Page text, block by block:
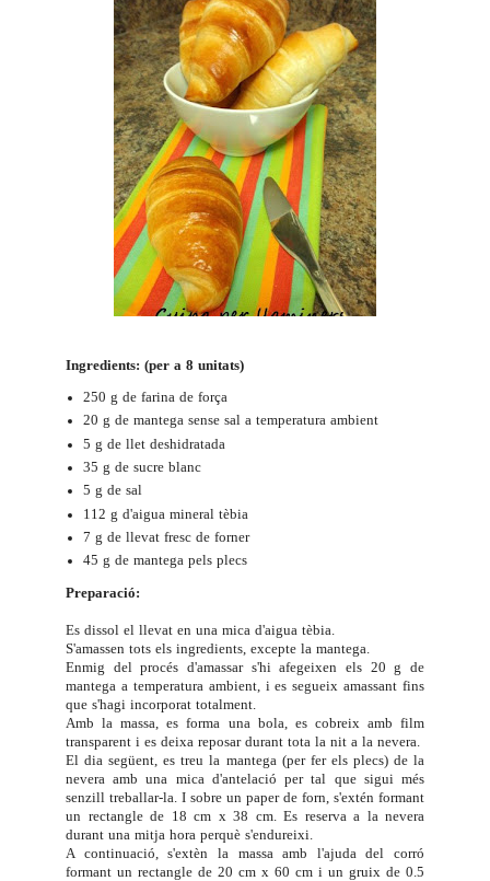
Ingredients: (per a 8 unitats)
250 g de farina de força
20 g de mantega sense sal a temperatura ambient
5 g de llet deshidratada
35 g de sucre blanc
5 g de sal
112 g d'aigua mineral tèbia
7 g de llevat fresc de forner
45 g de mantega pels plecs
Preparació:
Es dissol el llevat en una mica d'aigua tèbia.
S'amassen tots els ingredients, excepte la mantega.
Enmig del procés d'amassar s'hi afegeixen els 20 g de
mantega a temperatura ambient, i es segueix amassant fins
que s'hagi incorporat totalment.
Amb la massa, es forma una bola, es cobreix amb film
transparent i es deixa reposar durant tota la nit a la nevera.
El dia següent, es treu la mantega (per fer els plecs) de la
nevera amb una mica d'antelació per tal que sigui més
senzill treballar-la. I sobre un paper de forn, s'extén formant
un rectangle de 18 cm x 38 cm. Es reserva a la nevera
durant una mitja hora perquè s'endureixi.
A continuació, s'extèn la massa amb l'ajuda del corró
formant un rectangle de 20 cm x 60 cm i un gruix de 0.5